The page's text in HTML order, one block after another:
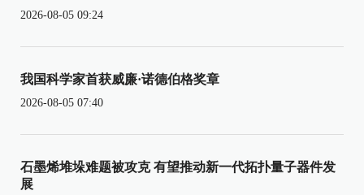
2026-08-05 09:24
我国科学家首获威廉·诺德伯格奖章
2026-08-05 07:40
石墨烯堆垛难题被攻克 有望推动新一代拓扑量子器件发
展